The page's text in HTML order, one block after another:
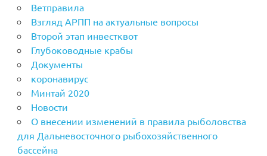
Ветправила
Взгляд АРПП на актуальные вопросы
Второй этап инвестквот
Глубоководные крабы
Документы
коронавирус
Минтай 2020
Новости
О внесении изменений в правила рыболовства
для Дальневосточного рыбохозяйственного
бассейна